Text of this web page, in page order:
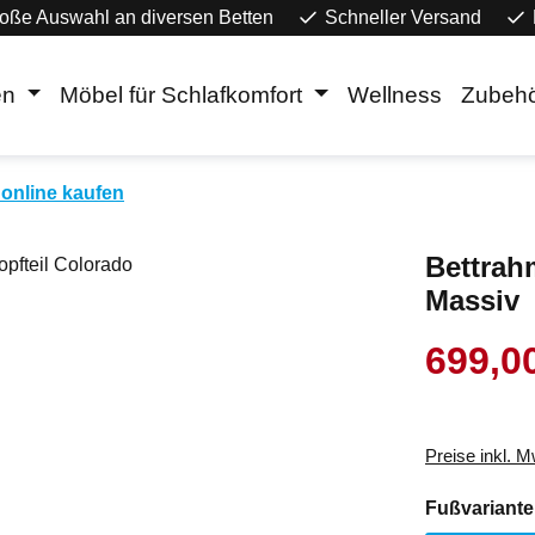
Auswahl an diversen Betten Schneller Versand
Möbel für Schlafkomfort Wellness
kaufen
Massiv
Preise inkl.
Fußvariante